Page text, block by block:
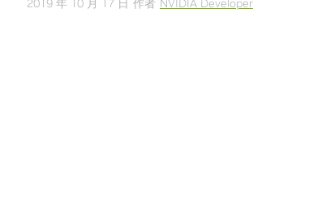
2019 年 10 月 17 日 作者 NVIDIA Developer